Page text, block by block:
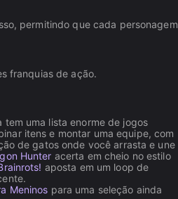
permitindo que cada personagem
franquias de ação.
tem uma lista enorme de jogos
itens e montar uma equipe, com
de gatos onde você arrasta e une
Hunter acerta em cheio no estilo
aposta em um loop de
Meninos para uma seleção ainda